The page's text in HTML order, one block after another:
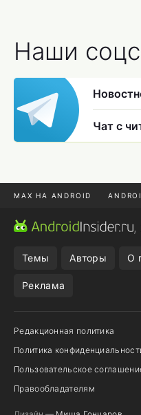
Наши
Чат с
MAX НА ANDROID
MAX ИЗ RUSTORE
,
Темы Авторы О
Реклама
Редакционная политика
Политика
Пользовательское
Правообладателям